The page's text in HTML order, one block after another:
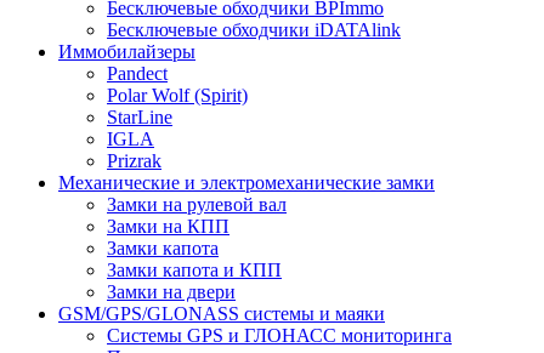
Бесключевые обходчики BPImmo
Бесключевые обходчики iDATAlink
Иммобилайзеры
Pandect
Polar Wolf (Spirit)
StarLine
IGLA
Prizrak
Механические и электромеханические замки
Замки на рулевой вал
Замки на КПП
Замки капота
Замки капота и КПП
Замки на двери
GSM/GPS/GLONASS системы и маяки
Системы GPS и ГЛОНАСС мониторинга